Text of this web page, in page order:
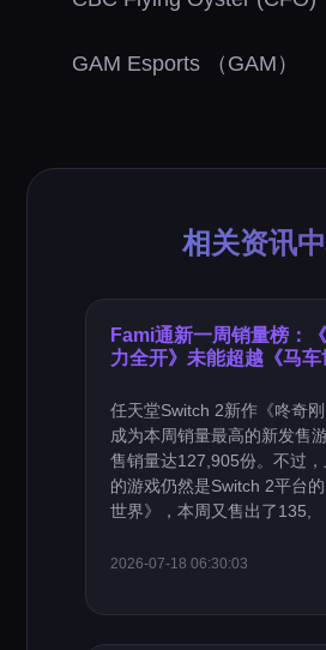
GAM Esports （GAM）
相关资讯
Fami通新一周销量榜：
力全开》未能超越《马车
任天堂Switch 2新作《咚奇刚
成为本周销量最高的新发售
售销量达127,905份。不过
的游戏仍然是Switch 2平台
世界》，本周又售出了135,
2026-07-18 06:30:03